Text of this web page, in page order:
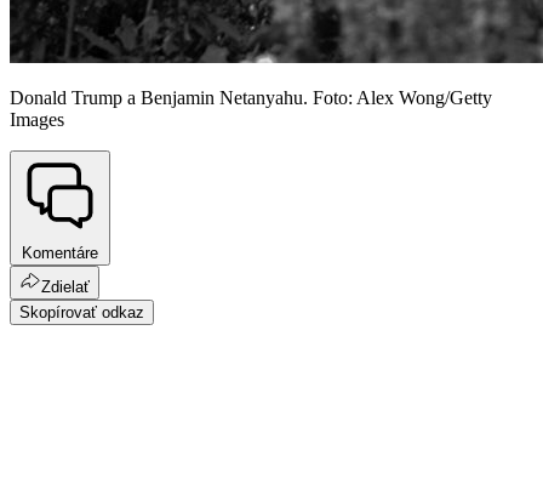
Donald Trump a Benjamin Netanyahu. Foto: Alex Wong/Getty
Images
Komentáre
Zdielať
Skopírovať odkaz